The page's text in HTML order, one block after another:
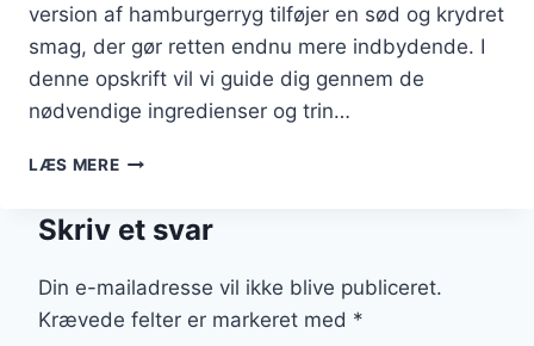
version af hamburgerryg tilføjer en sød og krydret
smag, der gør retten endnu mere indbydende. I
denne opskrift vil vi guide dig gennem de
nødvendige ingredienser og trin…
LÆS MERELÆKKER
MED
Skriv et svar
Din e-mailadresse vil ikke blive publiceret.
Krævede felter er markeret med *